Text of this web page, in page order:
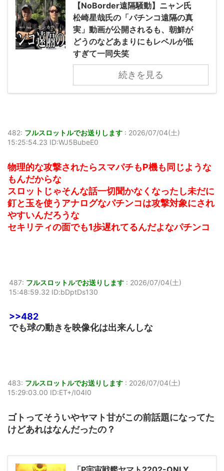
【NoBorder遠隔騒動】ニャン氏
松崎星哉氏の「パチンコ遠隔の真
実」動画が公開されるも、朝鮮が
どうのなどあまりにもレベルが低
すぎて一同失笑
続きを見る
482: フルスロットルでお送りします : 2026/07/04(土)
15:25:54.23 ID:WJ5BubeE0
物理的な攻撃されたらスマパチもP機も同じような
もんだからな
スロットじゃそんな話一切聞かなくなったし未だに
釘と玉を使うアナログなパチンコは攻撃対象にされ
やすいんだろうな
セキリティの面でも1歩遅れてるんだよなパチンコ
487: フルスロットルでお送りします : 2026/07/04(土)
15:48:59.32 ID:bDptDs130
>>482
でも球の動きを映像化は出来んしな
483: フルスロットルでお送りします : 2026/07/04(土)
15:29:03.00 ID:ET+/I04I0
ゴトってそういやヤマト甘がこの前話題になってた
けどあれはなんだったの？